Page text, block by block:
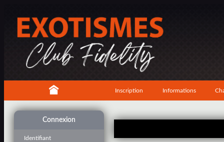
Inscription Informations
Connexion
Identifiant